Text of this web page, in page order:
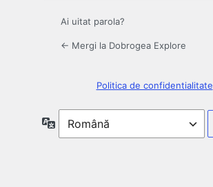
Ai uitat parola?
← Mergi la Dobrogea Explore
Politica de confidentialitate
Limbă